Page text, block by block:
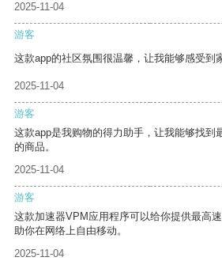
2025-11-04
游客
这款app的社区氛围很温馨，让我能够感受到
2025-11-04
游客
这款app是我购物的得力助手，让我能够找到
的商品。
2025-11-04
游客
这款加速器VPM应用程序可以给你提供最高
助你在网络上自由移动。
2025-11-04